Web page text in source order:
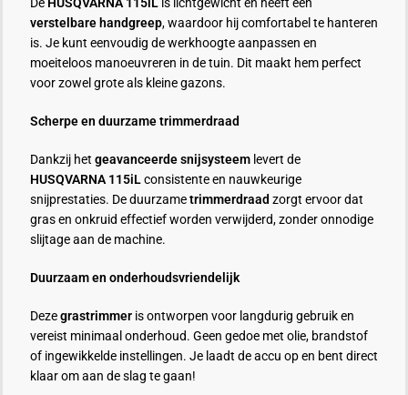
De HUSQVARNA 115iL is lichtgewicht en heeft een
verstelbare handgreep, waardoor hij comfortabel te hanteren
is. Je kunt eenvoudig de werkhoogte aanpassen en
moeiteloos manoeuvreren in de tuin. Dit maakt hem perfect
voor zowel grote als kleine gazons.
Scherpe en duurzame trimmerdraad
Dankzij het geavanceerde snijsysteem levert de
HUSQVARNA 115iLconsistente en nauwkeurige
snijprestaties. De duurzametrimmerdraad zorgt ervoor dat
gras en onkruid effectief worden verwijderd, zonder onnodige
slijtage aan de machine.
Duurzaam en onderhoudsvriendelijk
Dezegrastrimmer is ontworpen voor langdurig gebruik en
vereist minimaal onderhoud. Geen gedoe met olie, brandstof
of ingewikkelde instellingen. Je laadt de accu op en bent direct
klaar om aan de slag te gaan!